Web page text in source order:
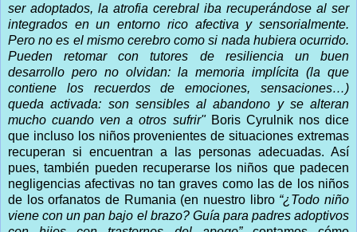
ser adoptados, la atrofia cerebral iba recuperándose al ser
integrados en un entorno rico afectiva y sensorialmente.
Pero no es el mismo cerebro como si nada hubiera ocurrido.
Pueden retomar con tutores de resiliencia un buen
desarrollo pero no olvidan: la memoria implícita (la que
contiene los recuerdos de emociones, sensaciones…)
queda activada: son sensibles al abandono y se alteran
mucho cuando ven a otros sufrir"Boris Cyrulnik nos dice
que incluso los niños provenientes de situaciones extremas
recuperan si encuentran a las personas adecuadas. Así
pues, también pueden recuperarse los niños que padecen
negligencias afectivas no tan graves como las de los niños
de los orfanatos de Rumania (en nuestro libro “¿Todo niño
viene con un pan bajo el brazo? Guía para padres adoptivos